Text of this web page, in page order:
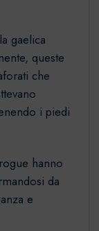
gaelica
queste
che
i piedi
hanno
da
e